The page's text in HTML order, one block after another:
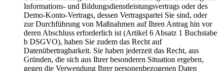
Informations- und Bildungsdienstleistungsvertrags oder des
Demo-Konto-Vertrags, dessen Vertragspartei Sie sind, oder
zur Durchführung von Maßnahmen auf Ihren Antrag hin vor
deren Abschluss erforderlich ist (Artikel 6 Absatz 1 Buchstabe
b DSGVO), haben Sie zudem das Recht auf
Datenübertragbarkeit. Sie haben jederzeit das Recht, aus
Gründen, die sich aus Ihrer besonderen Situation ergeben,
gegen die Verwendung Ihrer personenbezogenen Daten